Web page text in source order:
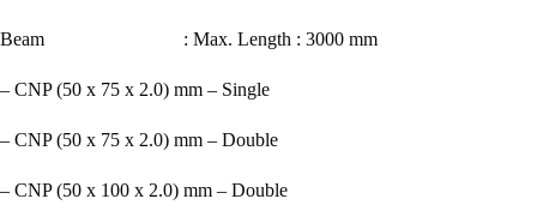
Beam : Max. Length : 3000 mm
– CNP (50 x 75 x 2.0) mm – Single
– CNP (50 x 75 x 2.0) mm – Double
– CNP (50 x 100 x 2.0) mm – Double